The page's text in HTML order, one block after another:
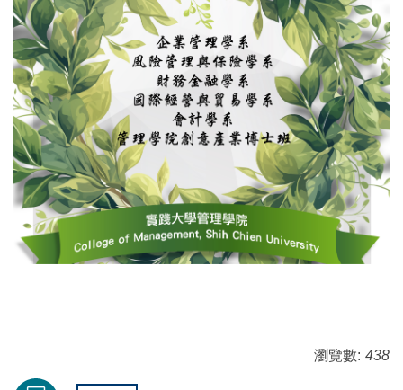
瀏覽數: 438